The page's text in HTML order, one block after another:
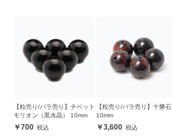
【粒売り/バラ売り】チベット
モリオン（黒水晶） 10mm
700
【粒売り/バラ売り】十勝石
10mm
3,600